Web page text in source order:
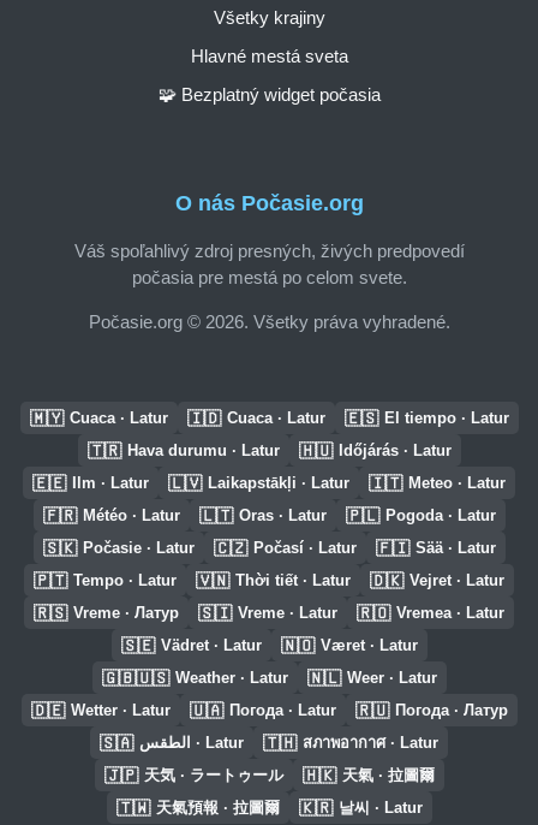
O nás Počasie.org
Váš spoľahlivý zdroj presných, živých predpovedí
počasia pre mestá po celom svete.
Počasie.org © 2026. Všetky práva vyhradené.
Všetky krajiny
Hlavné mestá sveta
🧩 Bezplatný widget počasia
🇲🇾 Cuaca · Latur 🇮🇩 Cuaca · Latur 🇪🇸 El tiempo · Latur
🇹🇷 Hava durumu · Latur 🇭🇺 Időjárás · Latur
🇪🇪 Ilm · Latur 🇱🇻 Laikapstākļi · Latur 🇮🇹 Meteo · Latur
🇫🇷 Météo · Latur 🇱🇹 Oras · Latur 🇵🇱 Pogoda · Latur
🇸🇰 Počasie · Latur 🇨🇿 Počasí · Latur 🇫🇮 Sää · Latur
🇵🇹 Tempo · Latur 🇻🇳 Thời tiết · Latur 🇩🇰 Vejret · Latur
🇷🇸 Vreme · Латур 🇸🇮 Vreme · Latur 🇷🇴 Vremea · Latur
🇸🇪 Vädret · Latur 🇳🇴 Været · Latur
🇬🇧🇺🇸 Weather · Latur 🇳🇱 Weer · Latur
🇩🇪 Wetter · Latur 🇺🇦 Погода · Latur 🇷🇺 Погода · Латур
🇸🇦 الطقس · Latur 🇹🇭 สภาพอากาศ · Latur
🇯🇵 天気 · ラートゥール 🇭🇰 天氣 · 拉圖爾
🇹🇼 天氣預報 · 拉圖爾 🇰🇷 날씨 · Latur